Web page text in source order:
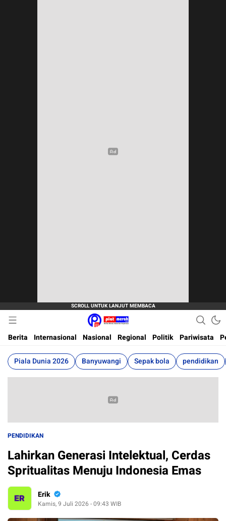
Plat Merah
Berita Terkini, Akurat, Terpercaya Dan Cepat
Berita
Internasional Nasional Regional Politik Pariwisata
Piala Dunia 2026 Banyuwangi Sepak bola pendidikan
PENDIDIKAN
Lahirkan Generasi Intelektual, Cerdas
Spritualitas Menuju Indonesia Emas
Erik
Kamis, 9 Juli 2026 - 09:43 WIB